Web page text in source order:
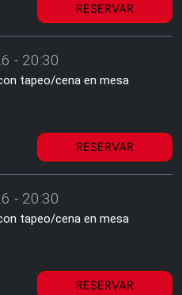
RESERVAR
- 20:30
tapeo/cena en mesa
RESERVAR
- 20:30
tapeo/cena en mesa
RESERVAR